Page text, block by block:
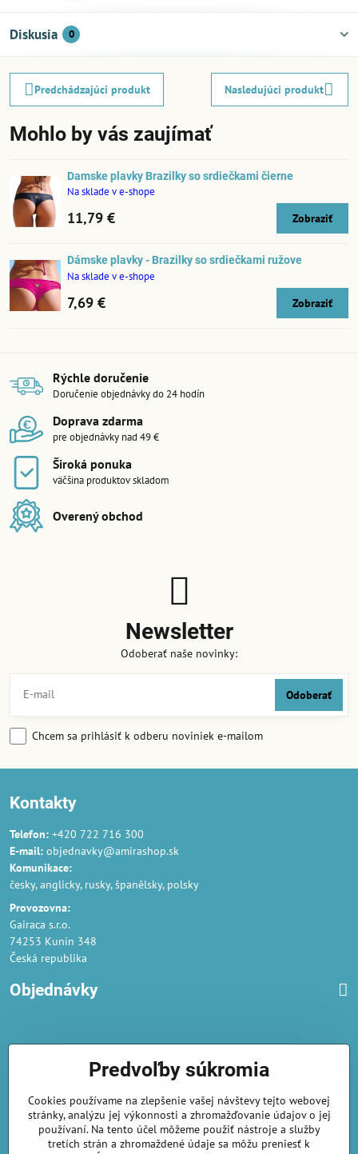
Diskusia 0
Predchádzajúci produkt Nasledujúci produkt
Mohlo by vás zaujímať
Damske plavky Brazilky so srdiečkami čierne
Na sklade v e-shope
11,79 € Zobraziť
Dámske plavky - Brazilky so srdiečkami ružove
Na sklade v e-shope
7,69 € Zobraziť
Rýchle doručenie
Doručenie objednávky do 24 hodín
Doprava zdarma
pre objednávky nad 49 €
Široká ponuka
väčšina produktov skladom
Overený obchod
Newsletter
Odoberať naše novinky:
Odoberať
Chcem sa prihlásiť k odberu noviniek e-mailom
Kontakty
Telefon: +420 722 716 300
E-mail: objednavky@amirashop.sk
Komunikace:
česky, anglicky, rusky, španělsky, polsky
Provozovna:
Gairaca s.r.o.
74253 Kunín 348
Česká republika
Objednávky
Podmienky ochrany osobných údajov
Náklady na dodání a doba dodání
Veľkoobchod- značka Gaira®
Predvoľby súkromia
Cookies používame na zlepšenie vašej návštevy tejto webovej
stránky, analýzu jej výkonnosti a zhromažďovanie údajov o jej
používaní. Na tento účel môžeme použiť nástroje a služby
tretích strán a zhromaždené údaje sa môžu preniesť k